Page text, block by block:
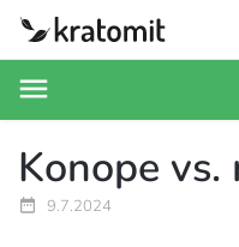
Konope vs.
9.7.2024